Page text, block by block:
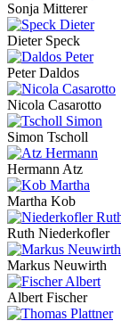
Sonja Mitterer
Dieter Speck
Peter Daldos
Nicola Casarotto
Simon Tscholl
Hermann Atz
Martha Kob
Ruth Niederkofler
Markus Neuwirth
Albert Fischer